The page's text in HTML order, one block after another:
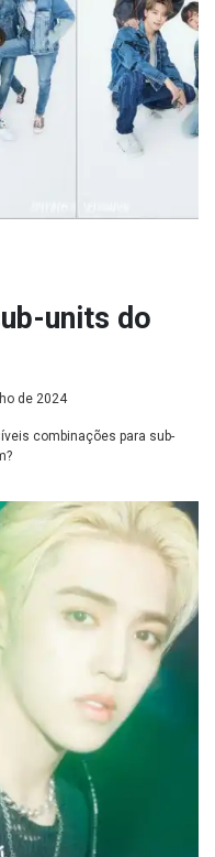
units do
de 2024
combinações para sub-